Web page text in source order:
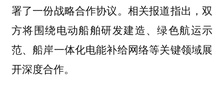
署了一份战略合作协议。相关报道指出，双
方将围绕电动船舶研发建造、绿色航运示
范、船岸一体化电能补给网络等关键领域展
开深度合作。